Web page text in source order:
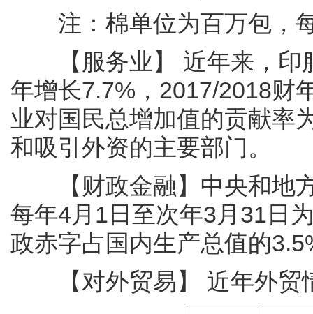
注：棉单位为百万包，
【服务业】 近年来，印
年增长7.7%，2017/2018财
业对国民总增加值的贡献率
和吸引外资的主要部门。
【财政金融】中央和地方
每年4月1日至次年3月31日
政赤字占国内生产总值的
【对外贸易】 近年外贸